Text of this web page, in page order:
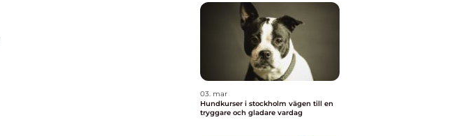
03. mar
Hundkurser i stockholm vägen till en
tryggare och gladare vardag